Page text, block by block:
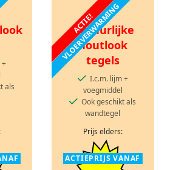
+
als
ACTIE!
VLOERVERWARMING
Natuurlijke
houtlook
tegels
I.c.m. lijm +
voegmiddel
Ook geschikt als
wandtegel
Prijs elders:
ACTIEPRIJS VANAF